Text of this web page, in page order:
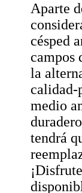
Aparte
césped
campos
la
calidad-
medio
tendrá